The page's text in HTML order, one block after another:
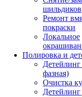
шильдиков
Ремонт
покраски
Локальное
Полировка и
фазная)
Очистка
Детейлинг